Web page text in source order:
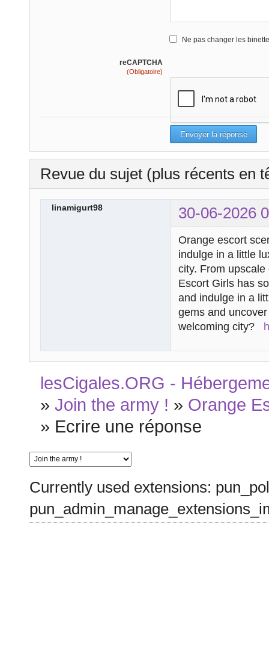
Ne pas changer les
reCAPTCHA
(Obligatoire)
Revue du sujet (plus récents en
linamigurt98 30-06-2026
Orange escort
indulge in a little
city. From
Escort Girls has
and indulge in a
gems and
welcoming city?
lesCigales.ORG -
»Join the army ! » Orange
» Ecrire une réponse
Currently used extensions: